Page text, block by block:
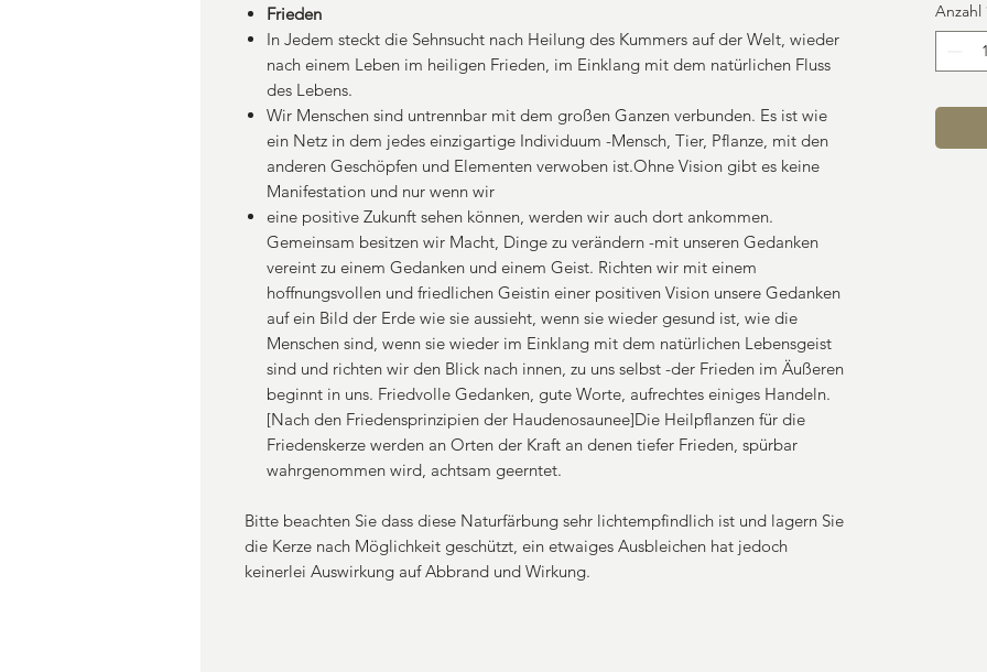
Frieden
In Jedem steckt die Sehnsucht nach Heilung des Kummers auf der Welt, wieder
nach einem Leben im heiligen Frieden, im Einklang mit dem natürlichen Fluss
des Lebens.
Wir Menschen sind untrennbar mit dem großen Ganzen verbunden. Es ist wie
ein Netz in dem jedes einzigartige Individuum -Mensch, Tier, Pflanze, mit den
anderen Geschöpfen und Elementen verwoben ist.Ohne Vision gibt es keine
Manifestation und nur wenn wir
eine positive Zukunft sehen können, werden wir auch dort ankommen.
Gemeinsam besitzen wir Macht, Dinge zu verändern -mit unseren Gedanken
vereint zu einem Gedanken und einem Geist. Richten wir mit einem
hoffnungsvollen und friedlichen Geistin einer positiven Vision unsere Gedanken
auf ein Bild der Erde wie sie aussieht, wenn sie wieder gesund ist, wie die
Menschen sind, wenn sie wieder im Einklang mit dem natürlichen Lebensgeist
sind und richten wir den Blick nach innen, zu uns selbst -der Frieden im Äußeren
beginnt in uns. Friedvolle Gedanken, gute Worte, aufrechtes einiges Handeln.
[Nach den Friedensprinzipien der Haudenosaunee]Die Heilpflanzen für die
Friedenskerze werden an Orten der Kraft an denen tiefer Frieden, spürbar
wahrgenommen wird, achtsam geerntet.
Bitte beachten Sie dass diese Naturfärbung sehr lichtempfindlich ist und lagern Sie
die Kerze nach Möglichkeit geschützt, ein etwaiges Ausbleichen hat jedoch
keinerlei Auswirkung auf Abbrand und Wirkung.
Anzahl